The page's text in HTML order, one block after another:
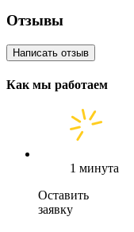
Отзывы
Написать отзыв
Как мы работаем
1 минута
Оставить
заявку